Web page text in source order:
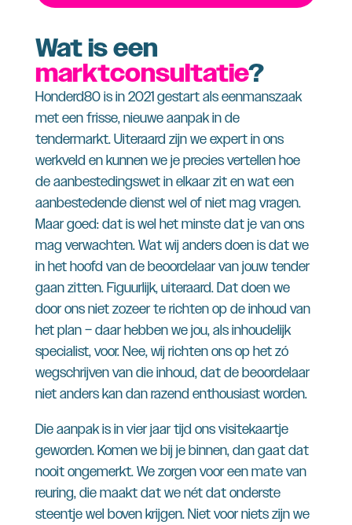
Wat is een
marktconsultatie?
Honderd80 is in 2021 gestart als eenmanszaak
met een frisse, nieuwe aanpak in de
tendermarkt. Uiteraard zijn we expert in ons
werkveld en kunnen we je precies vertellen hoe
de aanbestedingswet in elkaar zit en wat een
aanbestedende dienst wel of niet mag vragen.
Maar goed: dat is wel het minste dat je van ons
mag verwachten. Wat wij anders doen is dat we
in het hoofd van de beoordelaar van jouw tender
gaan zitten. Figuurlijk, uiteraard. Dat doen we
door ons niet zozeer te richten op de inhoud van
het plan – daar hebben we jou, als inhoudelijk
specialist, voor. Nee, wij richten ons op het zó
wegschrijven van die inhoud, dat de beoordelaar
niet anders kan dan razend enthousiast worden.
Die aanpak is in vier jaar tijd ons visitekaartje
geworden. Komen we bij je binnen, dan gaat dat
nooit ongemerkt. We zorgen voor een mate van
reuring, die maakt dat we nét dat onderste
steentje wel boven krijgen. Niet voor niets zijn we